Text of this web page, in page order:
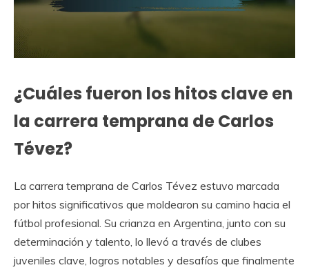
¿Cuáles fueron los hitos clave en
la carrera temprana de Carlos
Tévez?
La carrera temprana de Carlos Tévez estuvo marcada
por hitos significativos que moldearon su camino hacia el
fútbol profesional. Su crianza en Argentina, junto con su
determinación y talento, lo llevó a través de clubes
juveniles clave, logros notables y desafíos que finalmente